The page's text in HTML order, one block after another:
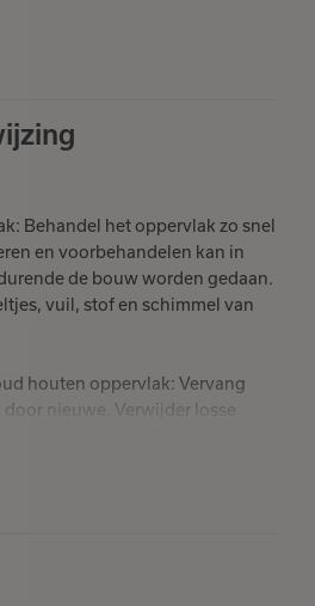
Behandel het oppervlak zo snel
en voorbehandelen kan in
de bouw worden gedaan.
vuil, stof en schimmel van
houten oppervlak: Vervang
nieuwe. Verwijder losse
mee dat de hechting van een
ondergrond kan zijn verzwakt,
door afkrabben of gebruik van